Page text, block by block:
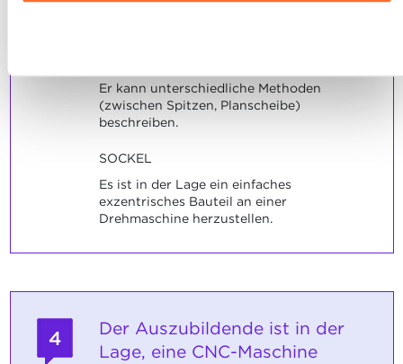
Ausführlichere Informationen darüber, wie wir Cookies
Er kann unterschiedliche Methoden
(zwischen Spitzen, Planscheibe)
beschreiben.
SOCKEL
Es ist in der Lage ein einfaches
exzentrisches Bauteil an einer
Drehmaschine herzustellen.
4
Der Auszubildende ist in der
Lage, eine CNC-Maschine